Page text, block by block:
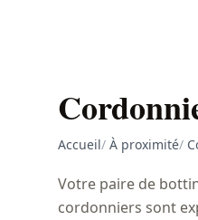
Accueil/ À proximité/
Votre paire de
cordonniers sont